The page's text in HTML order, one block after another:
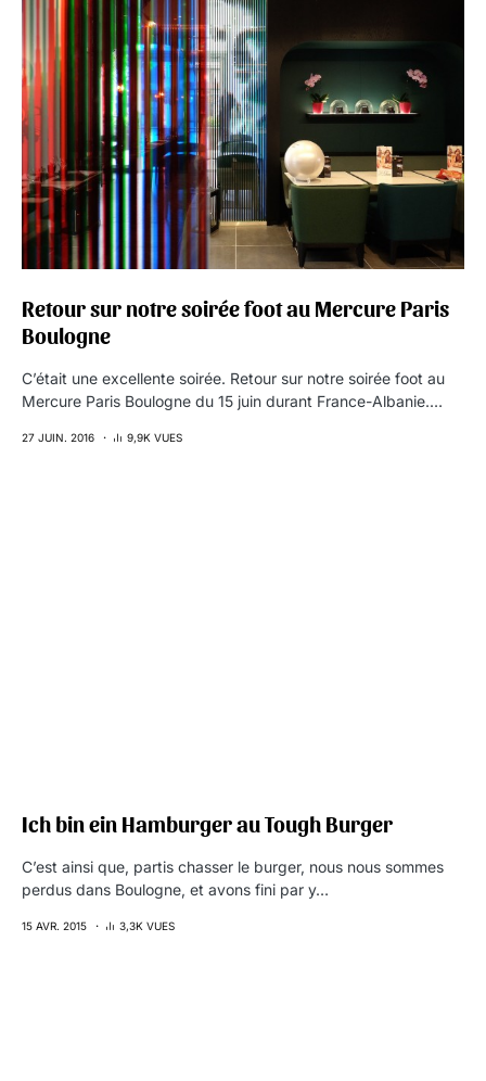
Retour sur notre soirée foot au Mercure Paris
Boulogne
C’était une excellente soirée. Retour sur notre soirée foot au
Mercure Paris Boulogne du 15 juin durant France-Albanie.…
27 JUIN. 2016 9,9K VUES
Ich bin ein Hamburger au Tough Burger
C’est ainsi que, partis chasser le burger, nous nous sommes
perdus dans Boulogne, et avons fini par y…
15 AVR. 2015 3,3K VUES